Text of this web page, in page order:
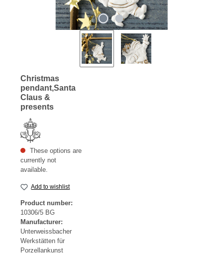
Christmas
pendant,Santa
Claus &
presents
These options are
currently not
available.
Add to wishlist
Product number:
10306/5 BG
Manufacturer:
Unterweissbacher
Werkstätten für
Porzellankunst